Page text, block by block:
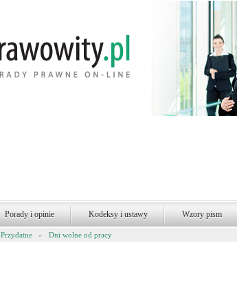
Porady i opinie Kodeksy i ustawy Wzory pism
Przydatne » Dni wolne od pracy